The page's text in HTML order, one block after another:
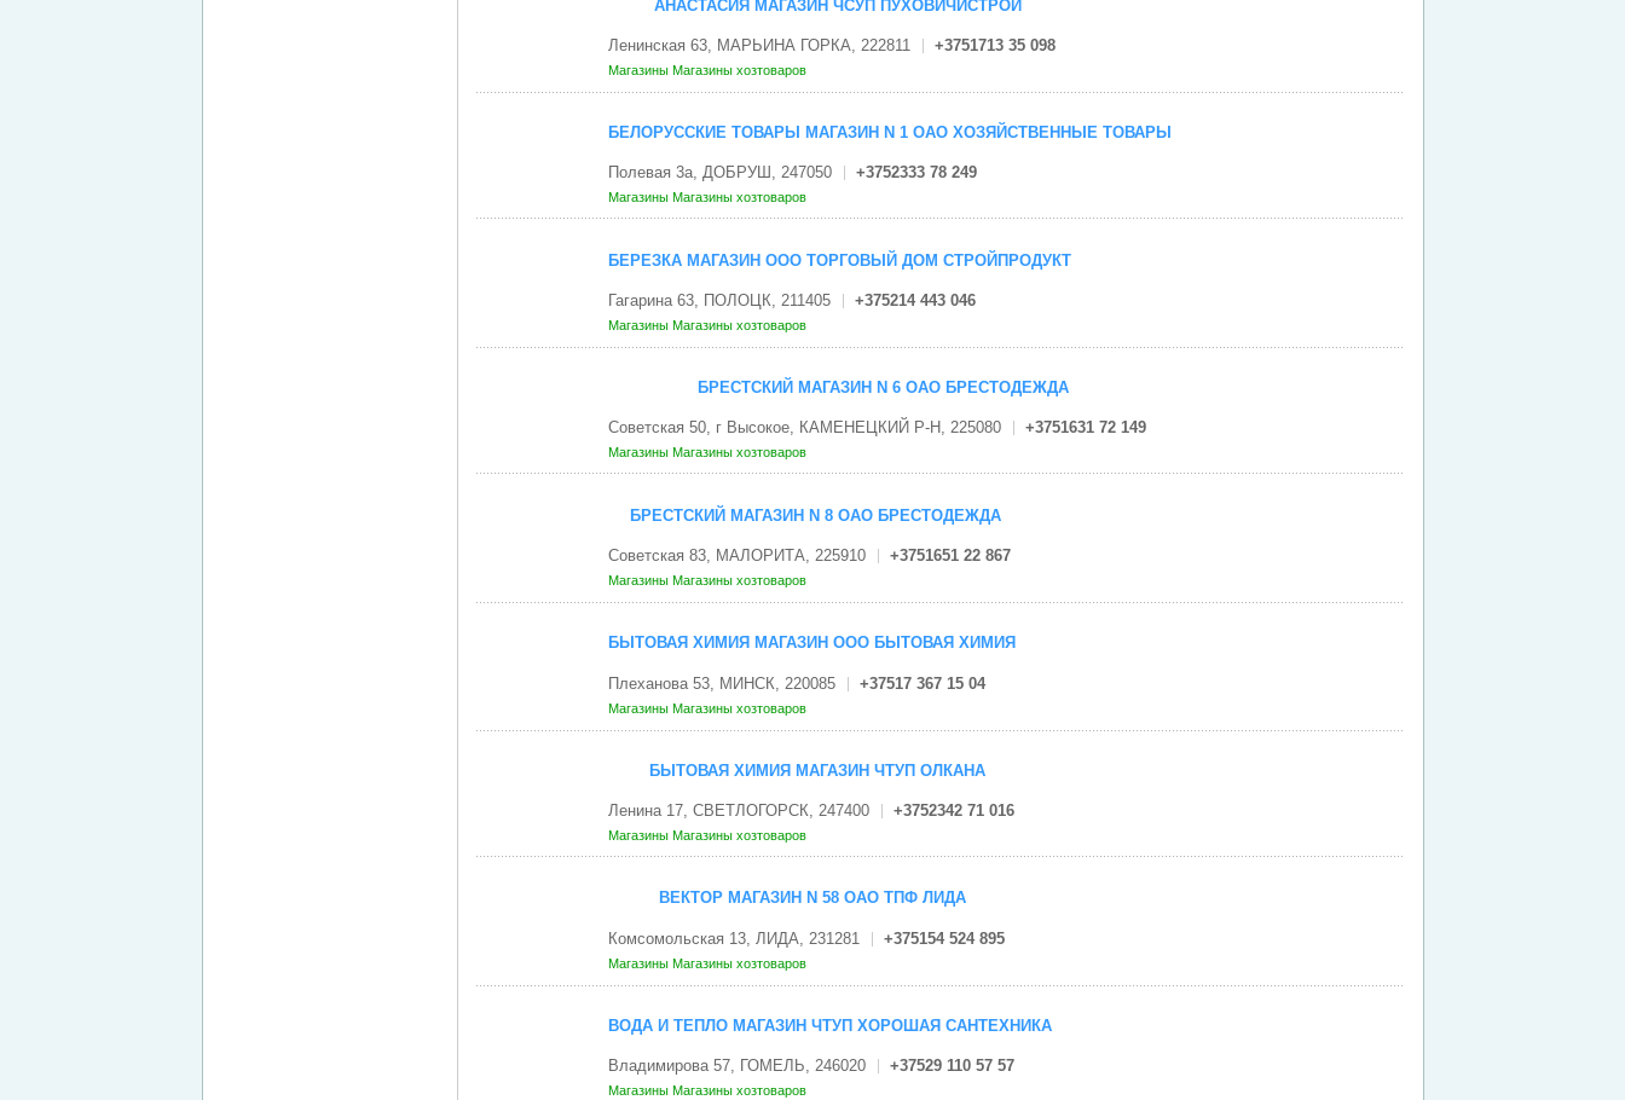
АНАСТАСИЯ МАГАЗИН ЧСУП ПУХОВИЧИСТРОЙ
Ленинская 63, МАРЬИНА ГОРКА, 222811 +3751713 35 098
Магазины Магазины хозтоваров
БЕЛОРУССКИЕ ТОВАРЫ МАГАЗИН N 1 ОАО ХОЗЯЙСТВЕННЫЕ ТОВАРЫ
Полевая 3а, ДОБРУШ, 247050 +3752333 78 249
Магазины Магазины хозтоваров
БЕРЕЗКА МАГАЗИН ООО ТОРГОВЫЙ ДОМ СТРОЙПРОДУКТ
Гагарина 63, ПОЛОЦК, 211405 +375214 443 046
Магазины Магазины хозтоваров
БРЕСТСКИЙ МАГАЗИН N 6 ОАО БРЕСТОДЕЖДА
Советская 50, г Высокое, КАМЕНЕЦКИЙ Р-Н, 225080 +3751631 72 149
Магазины Магазины хозтоваров
БРЕСТСКИЙ МАГАЗИН N 8 ОАО БРЕСТОДЕЖДА
Советская 83, МАЛОРИТА, 225910 +3751651 22 867
Магазины Магазины хозтоваров
БЫТОВАЯ ХИМИЯ МАГАЗИН ООО БЫТОВАЯ ХИМИЯ
Плеханова 53, МИНСК, 220085 +37517 367 15 04
Магазины Магазины хозтоваров
БЫТОВАЯ ХИМИЯ МАГАЗИН ЧТУП ОЛКАНА
Ленина 17, СВЕТЛОГОРСК, 247400 +3752342 71 016
Магазины Магазины хозтоваров
ВЕКТОР МАГАЗИН N 58 ОАО ТПФ ЛИДА
Комсомольская 13, ЛИДА, 231281 +375154 524 895
Магазины Магазины хозтоваров
ВОДА И ТЕПЛО МАГАЗИН ЧТУП ХОРОШАЯ САНТЕХНИКА
Владимирова 57, ГОМЕЛЬ, 246020 +37529 110 57 57
Магазины Магазины хозтоваров